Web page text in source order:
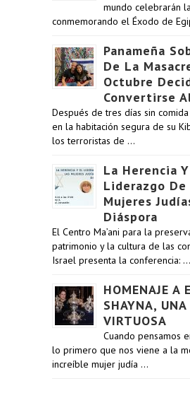
mundo celebrarán
conmemorando el Éxodo de
Panameña
De La
Octubre
Convertirse
Después de tres días sin
en la habitación segura de su
los terroristas de …
La Herencia
Liderazgo De
Mujeres
Diáspora
El Centro Ma’ani para la
patrimonio y la cultura de las
Israel presenta la conferencia: …
HOMENAJE A
SHAYNA, UNA
VIRTUOSA
Cuando pensamos
lo primero que nos viene a la
increíble mujer judía …